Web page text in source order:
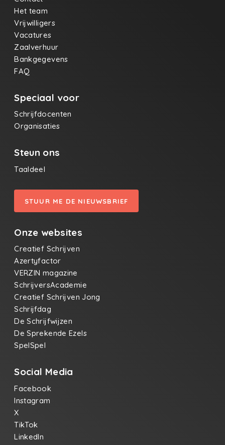
Het team
Vrijwilligers
Vacatures
Zaalverhuur
Bankgegevens
FAQ
Speciaal voor
Schrijfdocenten
Organisaties
Steun ons
Taaldeel
STUUR ME DE NIEUWSBRIEF
Onze websites
Creatief Schrijven
Azertyfactor
VERZIN magazine
SchrijversAcademie
Creatief Schrijven Jong
Schrijfdag
De Schrijfwijzen
De Sprekende Ezels
SpelSpel
Social Media
Facebook
Instagram
X
TikTok
LinkedIn